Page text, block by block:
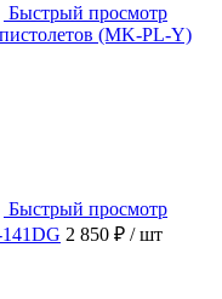
Быстрый просмотр
(MK-PL-Y)
Быстрый просмотр
141DG 2 850 ₽ / шт